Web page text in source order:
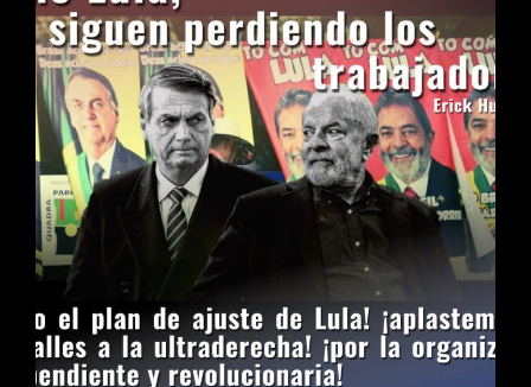
Y
LA
DECADENCIA
ECONÓMICA
Y
SOCIAL